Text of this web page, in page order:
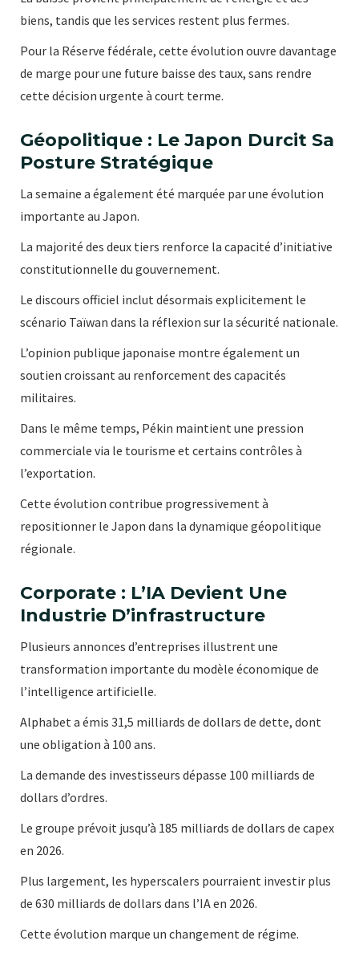
biens, tandis que les services restent plus fermes.
Pour la Réserve fédérale, cette évolution ouvre davantage
de marge pour une future baisse des taux, sans rendre
cette décision urgente à court terme.
Géopolitique : Le Japon Durcit Sa
Posture Stratégique
La semaine a également été marquée par une évolution
importante au Japon.
La majorité des deux tiers renforce la capacité d’initiative
constitutionnelle du gouvernement.
Le discours officiel inclut désormais explicitement le
scénario Taïwan dans la réflexion sur la sécurité nationale.
L’opinion publique japonaise montre également un
soutien croissant au renforcement des capacités
militaires.
Dans le même temps, Pékin maintient une pression
commerciale via le tourisme et certains contrôles à
l’exportation.
Cette évolution contribue progressivement à
repositionner le Japon dans la dynamique géopolitique
régionale.
Corporate : L’IA Devient Une
Industrie D’infrastructure
Plusieurs annonces d’entreprises illustrent une
transformation importante du modèle économique de
l’intelligence artificielle.
Alphabet a émis 31,5 milliards de dollars de dette, dont
une obligation à 100 ans.
La demande des investisseurs dépasse 100 milliards de
dollars d’ordres.
Le groupe prévoit jusqu’à 185 milliards de dollars de capex
en 2026.
Plus largement, les hyperscalers pourraient investir plus
de 630 milliards de dollars dans l’IA en 2026.
Cette évolution marque un changement de régime.